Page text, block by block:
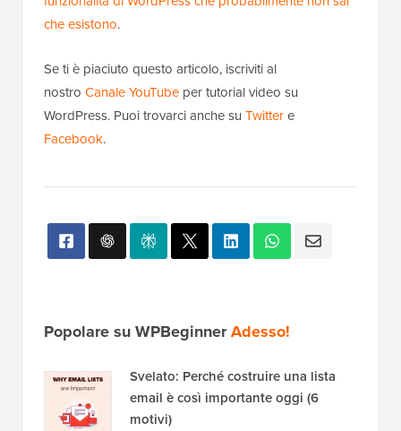
che esistono.
Se ti è piaciuto questo articolo, iscriviti al
nostro Canale YouTube per tutorial video su
WordPress. Puoi trovarci anche su Twittere
Facebook.
Popolare su WPBeginnerAdesso!
Svelato: Perché costruire una lista
email è così importante oggi (6
motivi)